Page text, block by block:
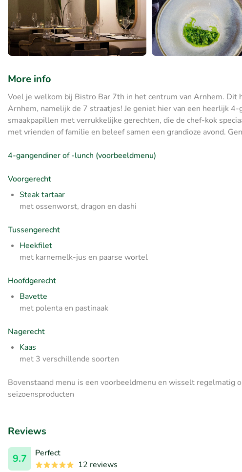
More info
Voel je welkom bij Bistro Bar 7th in het centrum van Arnhem. Dit
Arnhem, namelijk de 7 straatjes! Je geniet hier van een heerlijk
smaakpapillen met verrukkelijke gerechten, die de chef-kok
met vrienden of familie en beleef samen een grandioze avond.
4-gangendiner of -lunch (voorbeeldmenu)
Voorgerecht
Steak tartaar
met ossenworst, dragon en dashi
Tussengerecht
Heekfilet
met karnemelk-jus en paarse wortel
Hoofdgerecht
Bavette
met polenta en pastinaak
Nagerecht
Kaas
met 3 verschillende soorten
Bovenstaand menu is een voorbeeldmenu en wisselt regelmatig
seizoensproducten
Reviews
9.7
Perfect
12 reviews